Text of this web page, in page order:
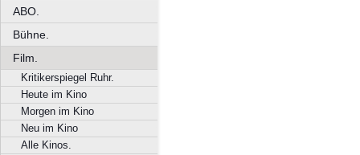
ABO.
Bühne.
Film.
Kritikerspiegel Ruhr.
Heute im Kino
Morgen im Kino
Neu im Kino
Alle Kinos.